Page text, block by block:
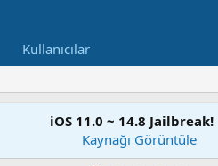
Kullanıcılar
iOS 11.0 ~ 14.8 Jailbreak!
Kaynağı Görüntüle